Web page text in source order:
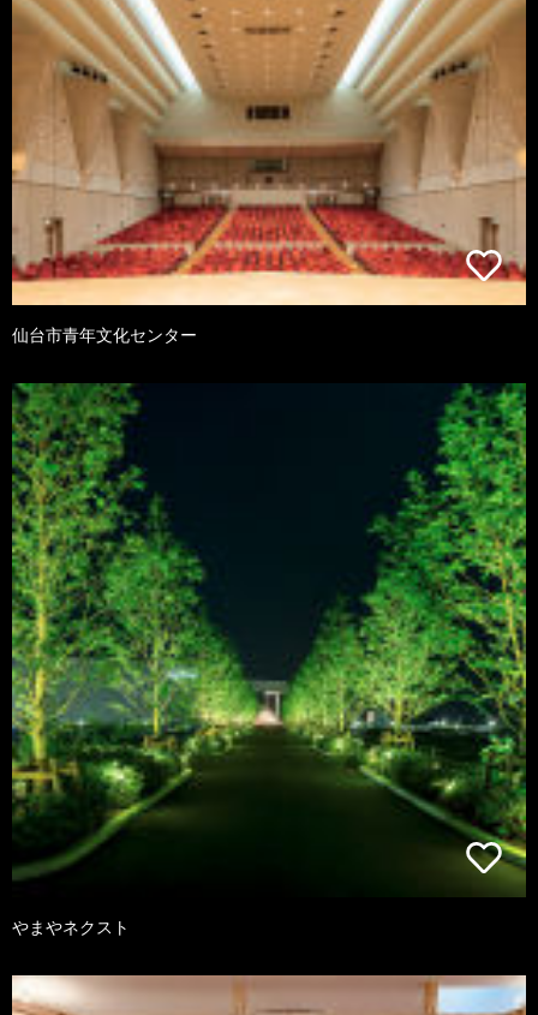
仙台市青年文化センター
やまやネクスト